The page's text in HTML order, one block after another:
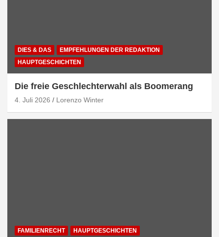
DIES & DAS
EMPFEHLUNGEN DER REDAKTION
HAUPTGESCHICHTEN
Die freie Geschlechterwahl als Boomerang
4. Juli 2026 Lorenzo Winter
FAMILIENRECHT HAUPTGESCHICHTEN